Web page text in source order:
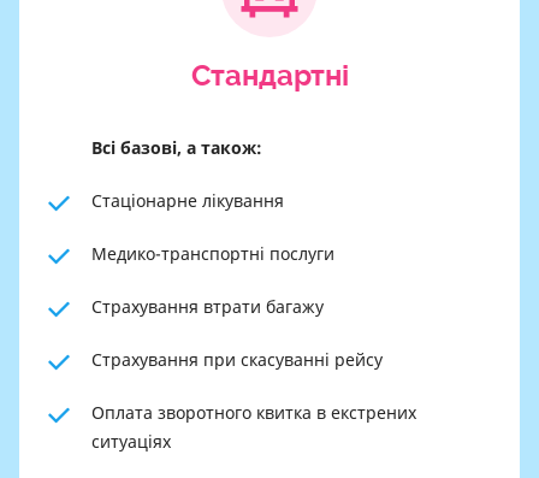
Cтандартні
Всі базові, а також:
Стаціонарне лікування
Медико-транспортні послуги
Страхування втрати багажу
Страхування при скасуванні рейсу
Оплата зворотного квитка в екстрених
ситуаціях